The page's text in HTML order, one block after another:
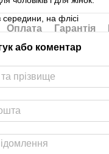
середини, на флісі
Оплата Гарантія
або коментар